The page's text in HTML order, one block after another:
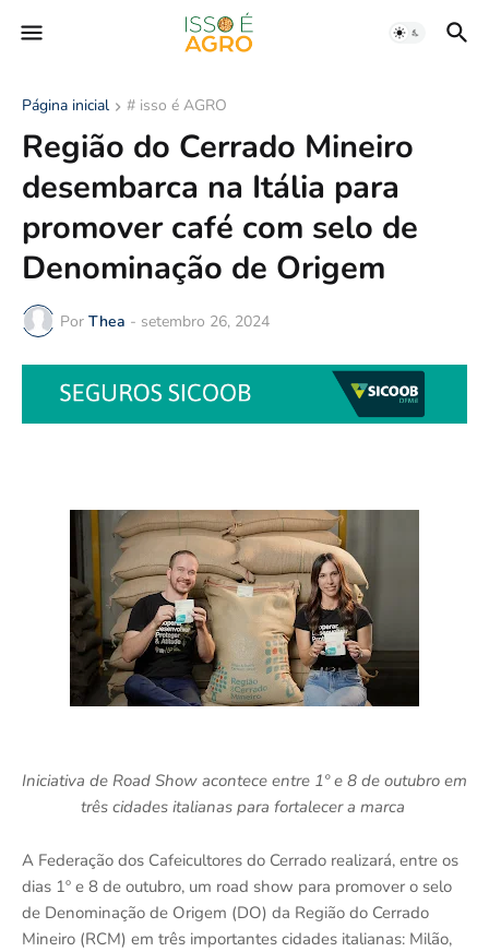
Página inicial # isso é AGRO
Região do Cerrado Mineiro
desembarca na Itália para
promover café com selo de
Denominação de Origem
Por Thea - setembro 26, 2024
Iniciativa de Road Show acontece entre 1º e 8 de outubro em
três cidades italianas para fortalecer a marca
A Federação dos Cafeicultores do Cerrado realizará, entre os
dias 1º e 8 de outubro, um road show para promover o selo
de Denominação de Origem (DO) da Região do Cerrado
Mineiro (RCM) em três importantes cidades italianas: Milão,